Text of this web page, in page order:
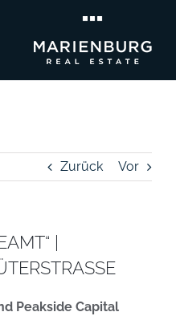
Zurück Vor
|
Peakside Capital